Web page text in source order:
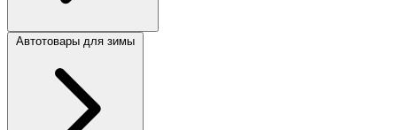
Автотовары для зимы